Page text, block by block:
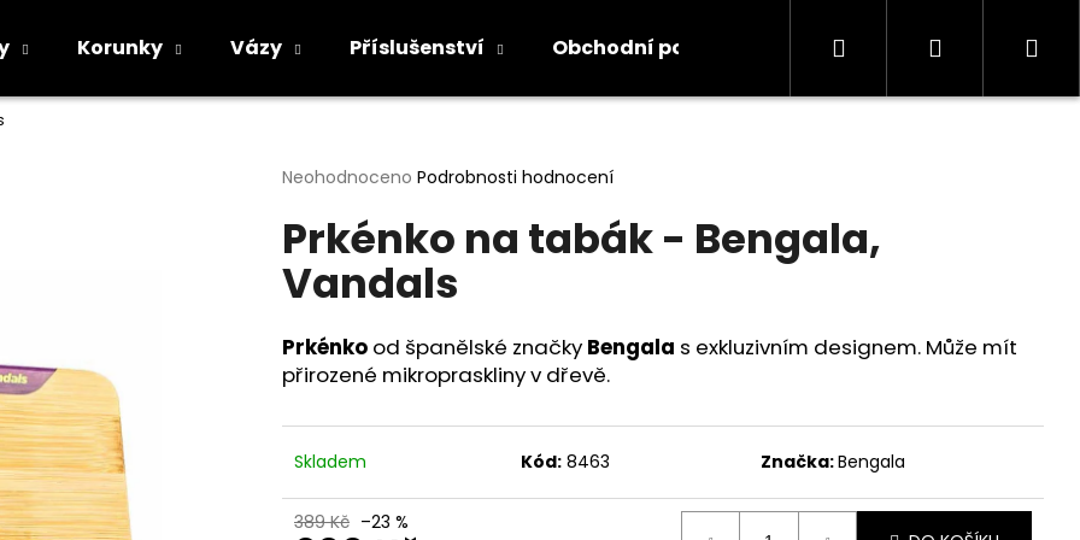
Korunky Vázy Příslušenství Obchodní podmínky Kontakty Informace
Hledat Přihlášení
Průměrné
produktu
je
0,0
z
hvězdiček.
Neohodnoceno Podrobnosti hodnocení
Prkénko na tabák - Bengala,
Vandals
Prkénko od španělské značky Bengala s exkluzivním designem. Může mít
přirozené mikropraskliny v dřevě.
Skladem Kód: 8463 Značka:Bengala
389 Kč –23 %
HLEDAT